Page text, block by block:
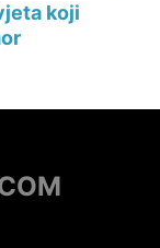
koji